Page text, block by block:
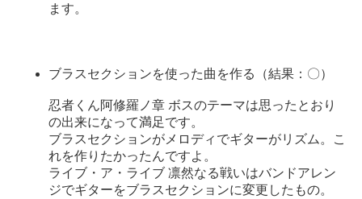
ます。
ブラスセクションを使った曲を作る（結果：〇）
忍者くん阿修羅ノ章 ボスのテーマは思ったとおり
の出来になって満足です。
ブラスセクションがメロディでギターがリズム。こ
れを作りたかったんですよ。
ライブ・ア・ライブ 凛然なる戦いはバンドアレン
ジでギターをブラスセクションに変更したもの。